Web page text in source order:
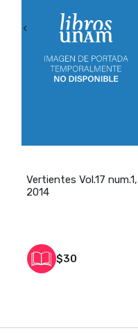
Vertientes Vol.17 num.1,
2014
$30
‹